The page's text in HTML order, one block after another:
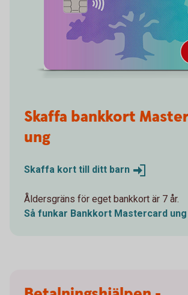
Skaffa bankkort
ung
Skaffa kort till ditt barn
Åldersgräns för eget bankkort är 7 år.
Så funkar Bankkort Mastercard ung